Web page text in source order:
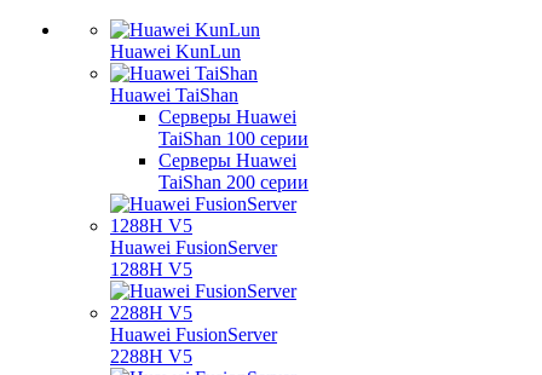
Huawei KunLun
Huawei TaiShan
Серверы Huawei
TaiShan 100 серии
Серверы Huawei
TaiShan 200 серии
Huawei FusionServer
1288H V5
Huawei FusionServer
2288H V5